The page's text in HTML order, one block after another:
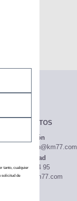
CONTACTOS
Redacción
redaccion@km77.com
Publicidad
91 513 04 95
publi@km77.com
tanto, cualquier
solicitud de